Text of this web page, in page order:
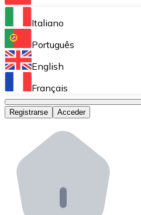
Bitnovo Ramp
Integra nuestra solución
Bitnovo Giftcards
Bitnovo OTC
Bitnovo ATM
Integra un ATM Bitnovo
Bitnovo API
Integra nuestra API en tu
Italiano
Português
English
Français
Registrarse Acceder